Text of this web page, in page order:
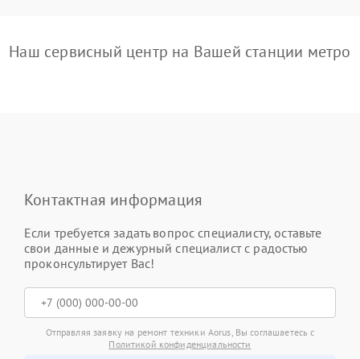
Наш сервисный центр на Вашей станции метро
Контактная информация
Если требуется задать вопрос специалисту, оставьте
свои данные и дежурный специалист с радостью
проконсультирует Вас!
Отправляя заявку на ремонт техники Aorus, Вы соглашаетесь с
Политикой конфиденциальности